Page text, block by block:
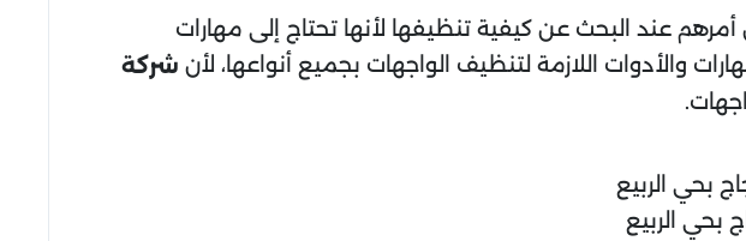
عند البحث عن كيفية تنظيفها لأنها تحتاج إلى مهارات
والأدوات اللازمة لتنظيف الواجهات بجميع أنواعها، لأن شركة
بحي الربيع